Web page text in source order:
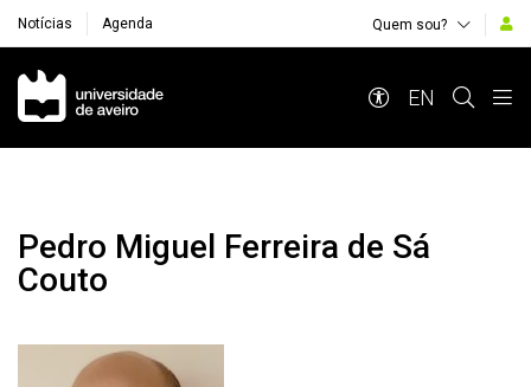
Notícias Agenda Quem sou?
Navegação Principal
EN
Pedro Miguel Ferreira de Sá
Couto